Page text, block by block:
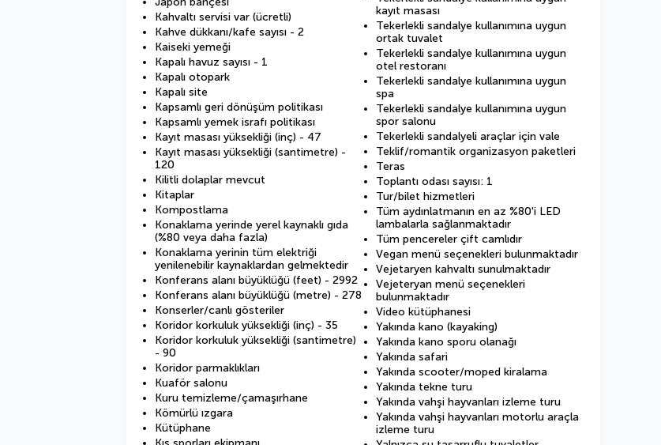
Kahvaltı servisi var (ücretli)
Kahve dükkanı/kafe sayısı - 2
Kaiseki yemeği
Kapalı havuz sayısı - 1
Kapalı otopark
Kapalı site
Kapsamlı geri dönüşüm politikası
Kapsamlı yemek israfı politikası
Kayıt masası yüksekliği (inç) - 47
Kayıt masası yüksekliği (santimetre) -
120
Kilitli dolaplar mevcut
Kitaplar
Kompostlama
Konaklama yerinde yerel kaynaklı gıda
(%80 veya daha fazla)
Konaklama yerinin tüm elektriği
yenilenebilir kaynaklardan gelmektedir
Konferans alanı büyüklüğü (feet) - 2992
Konferans alanı büyüklüğü (metre) - 278
Konserler/canlı gösteriler
Koridor korkuluk yüksekliği (inç) - 35
Koridor korkuluk yüksekliği (santimetre)
- 90
Koridor parmaklıkları
Kuaför salonu
Kuru temizleme/çamaşırhane
Kömürlü ızgara
Kütüphane
kayıt masası
Tekerlekli sandalye kullanımına uygun
ortak tuvalet
Tekerlekli sandalye kullanımına uygun
otel restoranı
Tekerlekli sandalye kullanımına uygun
spa
Tekerlekli sandalye kullanımına uygun
spor salonu
Tekerlekli sandalyeli araçlar için vale
Teklif/romantik organizasyon paketleri
Teras
Toplantı odası sayısı: 1
Tur/bilet hizmetleri
Tüm aydınlatmanın en az %80'i LED
lambalarla sağlanmaktadır
Tüm pencereler çift camlıdır
Vegan menü seçenekleri bulunmaktadır
Vejetaryen kahvaltı sunulmaktadır
Vejeteryan menü seçenekleri
bulunmaktadır
Video kütüphanesi
Yakında kano (kayaking)
Yakında kano sporu olanağı
Yakında safari
Yakında scooter/moped kiralama
Yakında tekne turu
Yakında vahşi hayvanları izleme turu
Yakında vahşi hayvanları motorlu araçla
izleme turu